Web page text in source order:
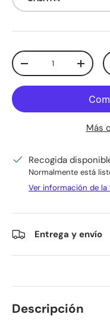
Cant.
Disminuir cantidad
Más
Recogida
Normalmente está
Ver información de la
Entrega y envío
Descripción